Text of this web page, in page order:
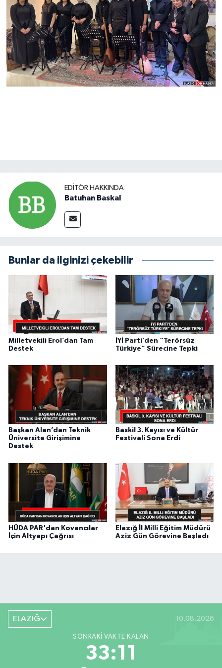
EDITÖR HAKKINDA
Batuhan Baskal
Bunlar da ilginizi çekebilir
Milletvekili Erol’dan Tam
Destek
İYİ Parti’den “Terörsüz
Türkiye” Sürecine Tepki
Başkan Alan’dan Teknik
Üniversite Girişimine
Destek
Baskil 3. Kayısı ve Kültür
Festivali Sona Erdi
HÜDA PAR'dan Kovancılar
İçin Altyapı Çağrısı
Elazığ İl Milli Eğitim Müdürü
Aziz Gün Görevine Başladı
ELAZIĞ 10.08.2026
SONRAKI VAKTE KALAN
33:11